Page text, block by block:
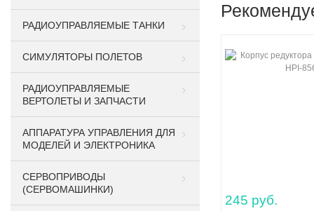
РАДИОУПРАВЛЯЕМЫЕ ТАНКИ
СИМУЛЯТОРЫ ПОЛЕТОВ
РАДИОУПРАВЛЯЕМЫЕ
ВЕРТОЛЕТЫ И ЗАПЧАСТИ
АППАРАТУРА УПРАВЛЕНИЯ ДЛЯ
МОДЕЛЕЙ И ЭЛЕКТРОНИКА
СЕРВОПРИВОДЫ
(СЕРВОМАШИНКИ)
245 руб.